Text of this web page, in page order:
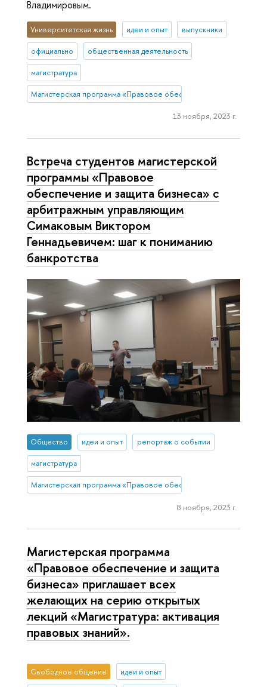
Владимировым.
Университетская жизнь идеи и опыт выпускники
официально общественная деятельность
магистратура
Магистерская программа «Правовое обеспечение и защита
13 ноября, 2023 г.
Встреча студентов магистерской
программы «Правовое
обеспечение и защита бизнеса» с
арбитражным управляющим
Симаковым Виктором
Геннадьевичем: шаг к пониманию
банкротства
Общество идеи и опыт репортаж о событии
магистратура
Магистерская программа «Правовое обеспечение и защита
8 ноября, 2023 г.
Магистерская программа
«Правовое обеспечение и защита
бизнеса» приглашает всех
желающих на серию открытых
лекций «Магистратура: активация
правовых знаний».
Свободное общение идеи и опыт